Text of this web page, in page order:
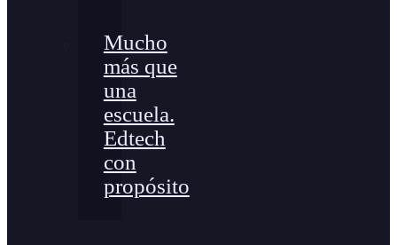
Mucho
más que
una
escuela.
Edtech
con
propósito